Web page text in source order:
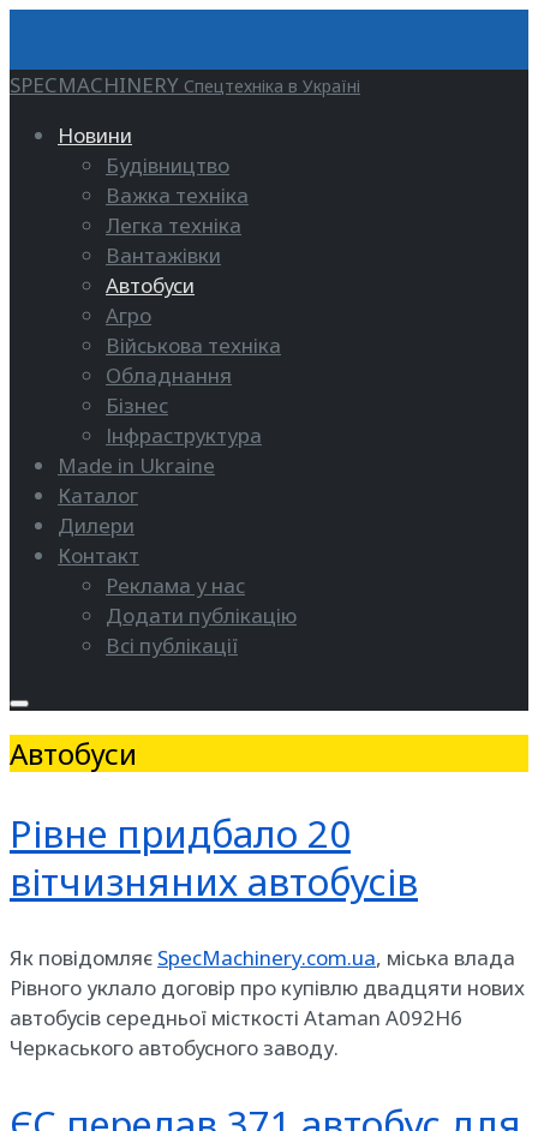
SPECMACHINERY Спецтехніка в Україні
Новини
Будівництво
Важка техніка
Легка техніка
Вантажівки
Автобуси
Агро
Військова техніка
Обладнання
Бізнес
Інфраструктура
Made in Ukraine
Каталог
Дилери
Контакт
Реклама у нас
Додати публікацію
Всі публікації
Автобуси
Рівне придбало 20
вітчизняних автобусів
Як повідомляє SpecMachinery.com.ua, міська влада
Рівного уклало договір про купівлю двадцяти нових
автобусів середньої місткості Ataman A092H6
Черкаського автобусного заводу.